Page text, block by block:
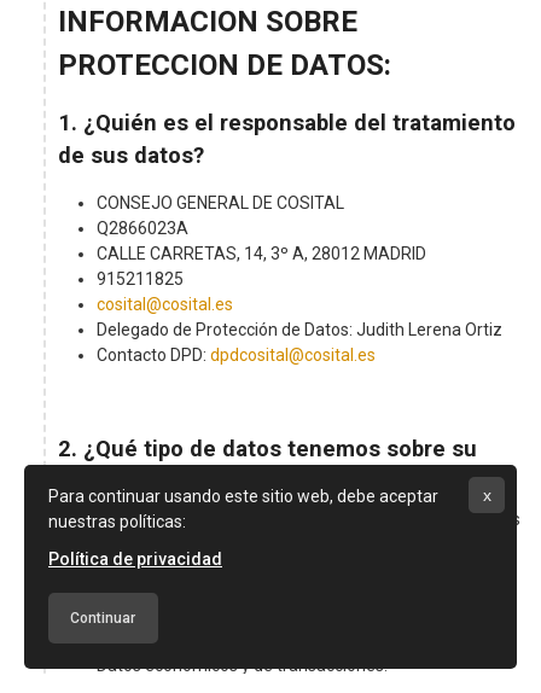
Para continuar usando este sitio web, debe aceptar
nuestras políticas:
Política de privacidad
Continuar
x
INFORMACION SOBRE
PROTECCION DE DATOS:
1. ¿Quién es el responsable del tratamiento
de sus datos?
CONSEJO GENERAL DE COSITAL
Q2866023A
CALLE CARRETAS, 14, 3º A, 28012 MADRID
915211825
cosital@cosital.es
Delegado de Protección de Datos: Judith Lerena Ortiz
Contacto DPD: dpdcosital@cosital.es
2. ¿Qué tipo de datos tenemos sobre su
Las categorías de datos personales que tratamos de clientes
Datos de identificación.
Direcciones postales o electrónicas.
Información comercial.
Datos económicos y de transacciones.